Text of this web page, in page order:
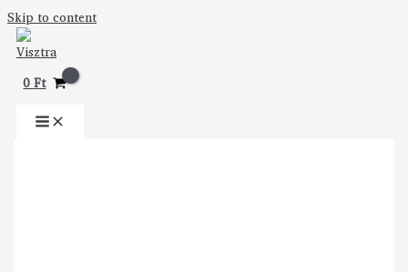
Skip to content
0Ft